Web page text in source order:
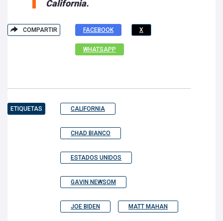
California.
COMPARTIR FACEBOOK X
WHATSAPP
ETIQUETAS CALIFORNIA
CHAD BIANCO
ESTADOS UNIDOS
GAVIN NEWSOM
JOE BIDEN MATT MAHAN